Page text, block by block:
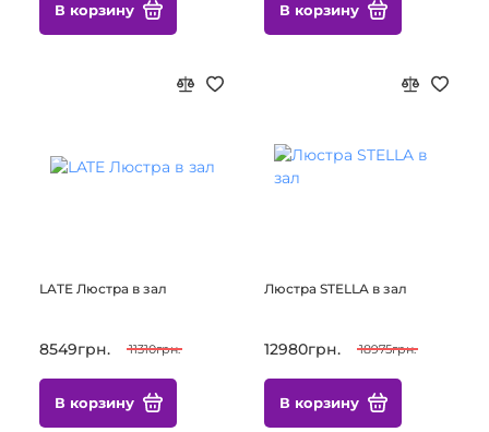
В корзину В корзину
LATE Люстра в зал
8549грн. 11310грн.
В корзину
Люстра STELLA в зал
12980грн. 18975грн.
В корзину